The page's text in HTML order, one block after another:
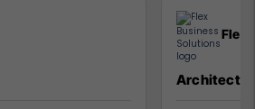
Flex
Architect